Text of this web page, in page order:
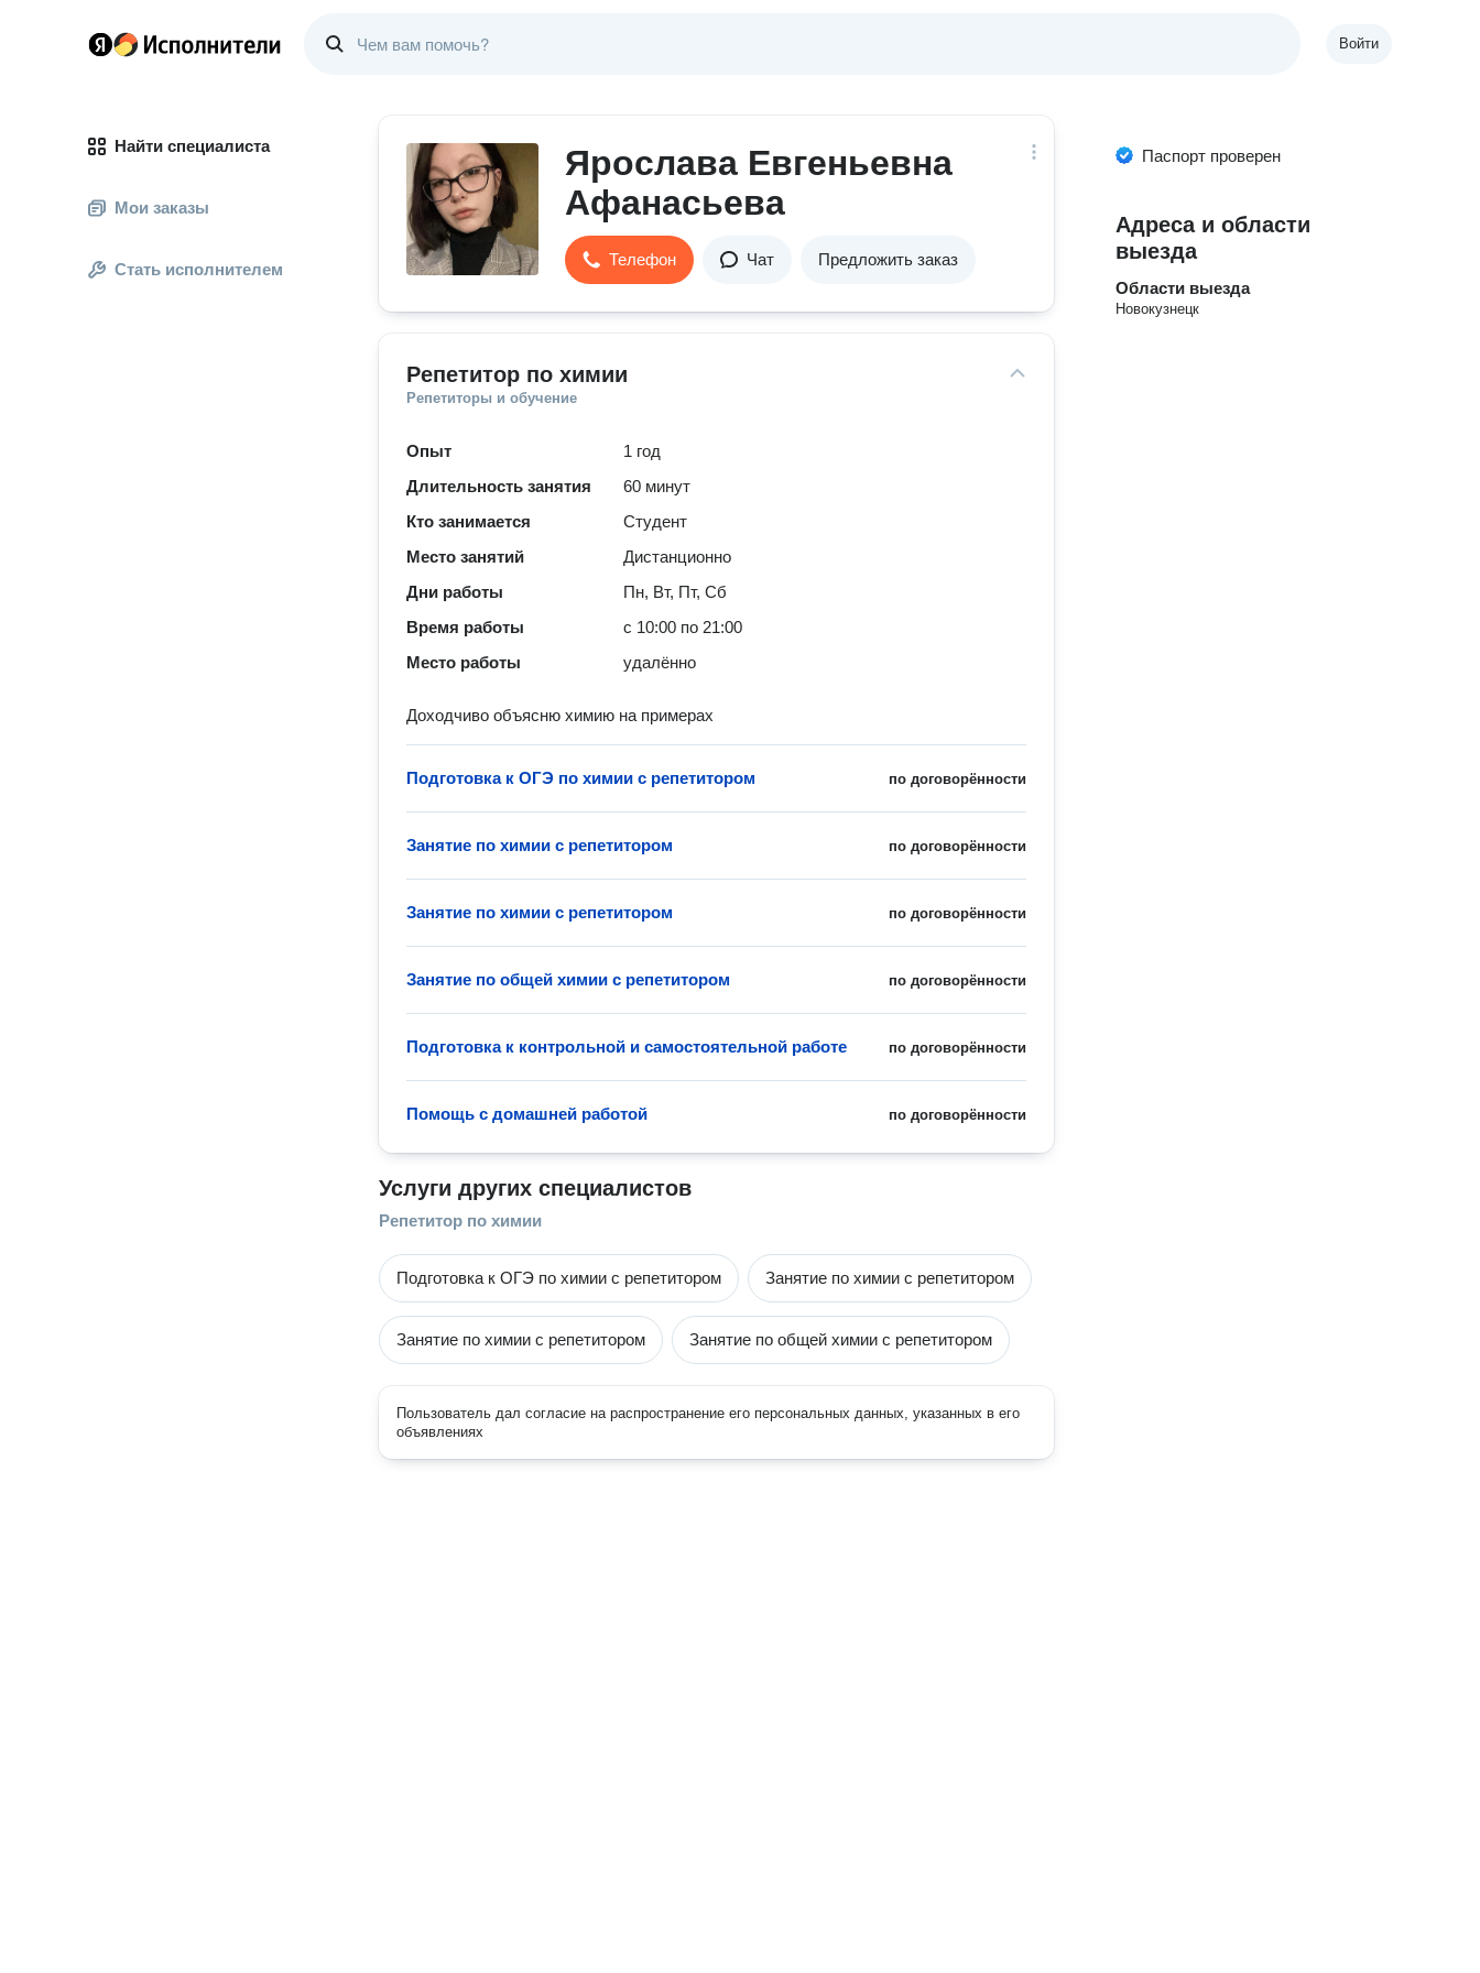
Войти
Найти специалиста
Мои заказы
Стать исполнителем
Ярослава Евгеньевна
Афанасьева
Телефон Чат Предложить заказ
Репетитор по химии
Репетиторы и обучение
Опыт
1 год
Длительность занятия
60 минут
Кто занимается
Студент
Место занятий
Дистанционно
Дни работы
Пн, Вт, Пт, Сб
Время работы
с 10:00 по 21:00
Место работы
удалённо
Доходчиво объясню химию на примерах
по договорённости
Подготовка к ОГЭ по химии с репетитором
по договорённости
Занятие по химии с репетитором
по договорённости
Занятие по химии с репетитором
по договорённости
Занятие по общей химии с репетитором
по договорённости
Подготовка к контрольной и самостоятельной работе
по договорённости
Помощь с домашней работой
Услуги других специалистов
Репетитор по химии
Подготовка к ОГЭ по химии с репетитором Занятие по химии с репетитором
Занятие по химии с репетитором Занятие по общей химии с репетитором
Пользователь дал согласие на распространение его персональных данных, указанных в его
объявлениях
Паспорт проверен
Адреса и области
выезда
Области выезда
Новокузнецк